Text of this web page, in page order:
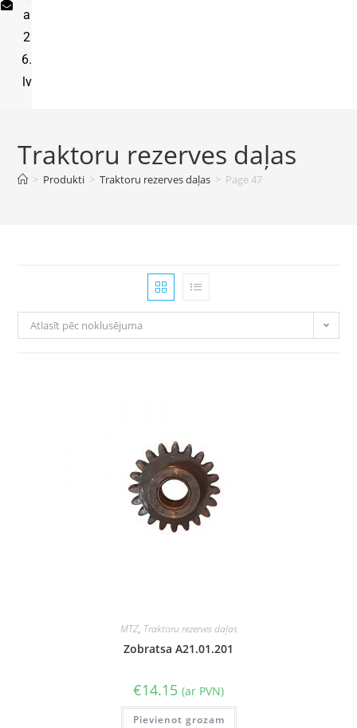
a
2
6.
lv
Traktoru rezerves daļas
> Produkti > Traktoru rezerves daļas > Page 47
Atlasīt pēc noklusējuma
MTZ, Traktoru rezerves daļas
Zobratsa A21.01.201
€14.15 (ar PVN)
Pievienot grozam